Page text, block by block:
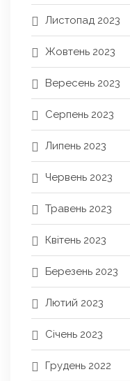
Листопад 2023
Жовтень 2023
Вересень 2023
Серпень 2023
Липень 2023
Червень 2023
Травень 2023
Квітень 2023
Березень 2023
Лютий 2023
Січень 2023
Грудень 2022